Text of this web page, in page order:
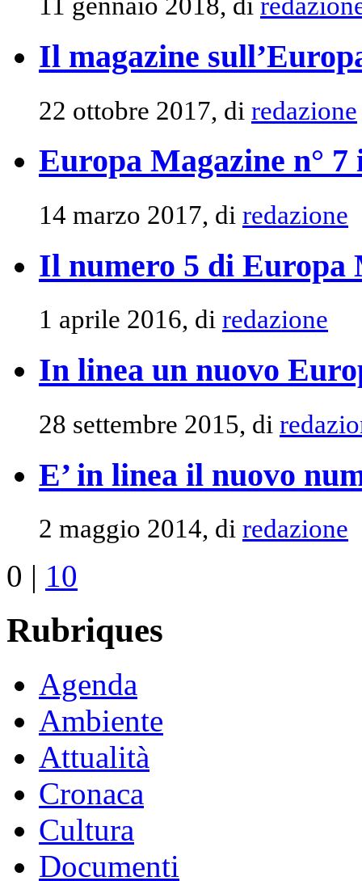
Il magazine
22 ottobre 2017, di redazione
Europa Magazine n° 7
14 marzo 2017, di redazione
Il numero 5 di Europa
1 aprile 2016, di redazione
In linea un nuovo
28 settembre 2015, di
E’ in linea il nuovo
2 maggio 2014, di redazione
0 | 10
Rubriques
Agenda
Ambiente
Attualità
Cronaca
Cultura
Documenti